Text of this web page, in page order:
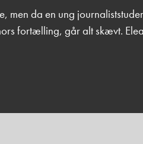
men da en ung
fortælling, går alt skævt.